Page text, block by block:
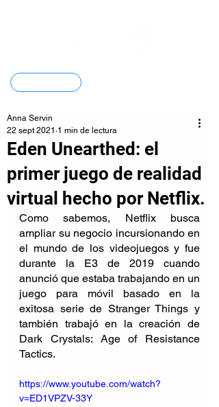
Eden Unearthed: el
primer juego de realidad
virtual hecho por Netflix.
Anna Servin
22 sept 2021 1 min de lectura
Como sabemos, Netflix busca
ampliar su negocio incursionando en
el mundo de los videojuegos y fue
durante la E3 de 2019 cuando
anunció que estaba trabajando en un
juego para móvil basado en la
exitosa serie de Stranger Things y
también trabajó en la creación de
Dark Crystals: Age of Resistance
Tactics.
https://www.youtube.com/watch?
v=ED1VPZV-33Y